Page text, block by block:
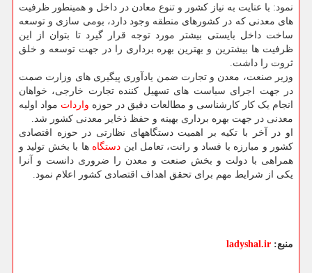
نمود: با عنایت به نیاز کشور و تنوع معادن در داخل و همینطور ظرفیت
های معدنی که در کشورهای منطقه وجود دارد، بومی سازی و توسعه
ساخت داخل بایستی بیشتر مورد توجه قرار گیرد تا بتوان از این
ظرفیت ها بیشترین و بهترین بهره برداری را در جهت توسعه و خلق
ثروت را داشت.
وزیر صنعت، معدن و تجارت ضمن یادآوری پیگیری های وزارت صمت
در جهت اجرای سیاست های تسهیل کننده تجارت خارجی، خواهان
انجام یک کار کارشناسی و مطالعات دقیق در حوزه واردات مواد اولیه
معدنی در جهت بهره برداری بهینه و حفظ ذخایر معدنی کشور شد.
او در آخر با تکیه بر اهمیت دستگاههای نظارتی در حوزه اقتصادی
کشور و مبارزه با فساد و رانت، تعامل این دستگاه ها با بخش تولید و
همراهی با دولت و بخش صنعت و معدن را ضروری دانست و آنرا
یکی از شرایط مهم برای تحقق اهداف اقتصادی کشور اعلام نمود.
منبع: ladyshal.ir